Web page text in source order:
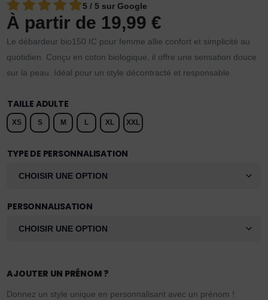
5 / 5 sur Google
À partir de 19,99€
Le débardeur bio150 IC pour femme allie confort et simplicité au
quotidien. Conçu en coton biologique, il offre une sensation douce
sur la peau. Idéal pour un style décontracté et responsable.
TAILLE ADULTE
XS S M L XL XXL
TYPE DE PERSONNALISATION
PERSONNALISATION
AJOUTER UN PRÉNOM ?
Donnez un style unique en personnalisant avec un prénom !